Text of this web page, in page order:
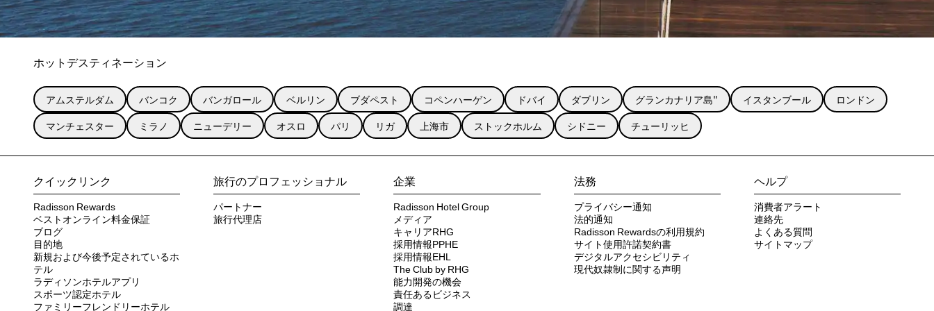
ホットデスティネーション
アムステルダム バンコク バンガロール ベルリン ブダペスト コペンハーゲン ドバイ ダブリン グランカナリア島" イスタンブール
ロンドン
マンチェスター
ミラノ ニューデリー オスロ パリ リガ 上海市 ストックホルム シドニー チューリッヒ
クイックリンク
Radisson Rewards
ベストオンライン料金保証
ブログ
目的地
新規および今後予定されているホ
テル
ラディソンホテルアプリ
スポーツ認定ホテル
ファミリーフレンドリーホテル
旅行のプロフェッショナル
パートナー
旅行代理店
企業
Radisson Hotel Group
メディア
キャリアRHG
採用情報PPHE
採用情報EHL
The Club by RHG
能力開発の機会
責任あるビジネス
調達
法務
プライバシー通知
法的通知
Radisson Rewardsの利用規約
サイト使用許諾契約書
デジタルアクセシビリティ
現代奴隷制に関する声明
ヘルプ
消費者アラート
連絡先
よくある質問
サイトマップ